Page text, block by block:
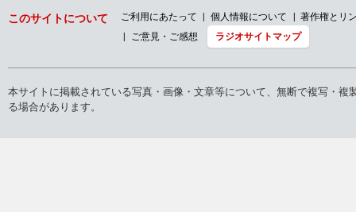
このサイトについて ご利用にあたって 個人情報について
著作権とリ
ご意見・ご感想
ラジオサイトマップ
本サイトに掲載されている写真・画像・文章等について、無断で複写・
る場合があります。